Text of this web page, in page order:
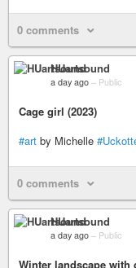
0 comments
HUartsound
a day ago – Public
Cage girl (2023)
#art by Michelle
0 comments
HUartsound
a day ago – Public
Winter landscape with